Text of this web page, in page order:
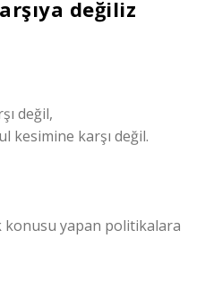
değiliz
değil,
kesimine karşı değil.
konusu yapan politikalara